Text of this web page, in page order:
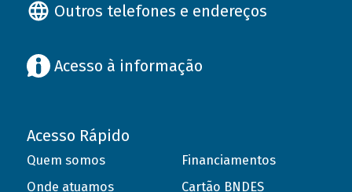
Outros telefones e endereços
Acesso à informação
Acesso Rápido
Quem somos
Onde atuamos
Financiamentos
Cartão BNDES